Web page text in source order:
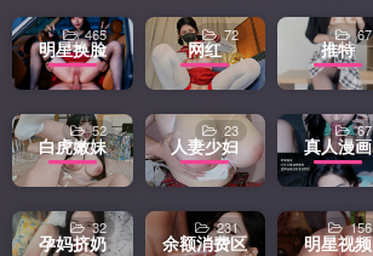
明星换脸
465
网红
72
推特
67
白虎嫩妹
52
人妻少妇
23
真人漫画
67
孕妈挤奶
32
余额消费区
231
明星视频
156